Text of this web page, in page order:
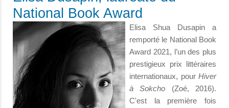
National Book Award
Elisa Shua Dusapin a
remporté le National Book
Award 2021, l’un des plus
prestigieux prix littéraires
internationaux, pour Hiver
à Sokcho (Zoé, 2016).
C'est la première fois